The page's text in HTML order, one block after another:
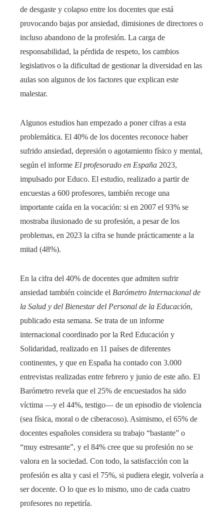
de desgaste y colapso entre los docentes que está
provocando bajas por ansiedad, dimisiones de directores o
incluso abandono de la profesión. La carga de
responsabilidad, la pérdida de respeto, los cambios
legislativos o la dificultad de gestionar la diversidad en las
aulas son algunos de los factores que explican este
malestar.
Algunos estudios han empezado a poner cifras a esta
problemática. El 40% de los docentes reconoce haber
sufrido ansiedad, depresión o agotamiento físico y mental,
según el informe El profesorado en España 2023,
impulsado por Educo. El estudio, realizado a partir de
encuestas a 600 profesores, también recoge una
importante caída en la vocación: si en 2007 el 93% se
mostraba ilusionado de su profesión, a pesar de los
problemas, en 2023 la cifra se hunde prácticamente a la
mitad (48%).
En la cifra del 40% de docentes que admiten sufrir
ansiedad también coincide el Barómetro Internacional de
la Salud y del Bienestar del Personal de la Educación,
publicado esta semana. Se trata de un informe
internacional coordinado por la Red Educación y
Solidaridad, realizado en 11 países de diferentes
continentes, y que en España ha contado con 3.000
entrevistas realizadas entre febrero y junio de este año. El
Barómetro revela que el 25% de encuestados ha sido
víctima —y el 44%, testigo— de un episodio de violencia
(sea física, moral o de ciberacoso). Asimismo, el 65% de
docentes españoles considera su trabajo “bastante” o
“muy estresante”, y el 84% cree que su profesión no se
valora en la sociedad. Con todo, la satisfacción con la
profesión es alta y casi el 75%, si pudiera elegir, volvería a
ser docente. O lo que es lo mismo, uno de cada cuatro
profesores no repetiría.